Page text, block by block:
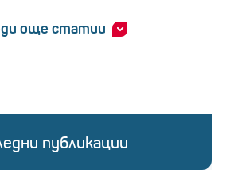
още статии
публикации